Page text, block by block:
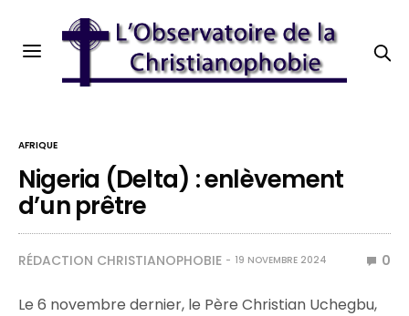
AFRIQUE
Nigeria (Delta) : enlèvement
d’un prêtre
RÉDACTION CHRISTIANOPHOBIE 19 NOVEMBRE 2024 0
Le 6 novembre dernier, le Père Christian Uchegbu,